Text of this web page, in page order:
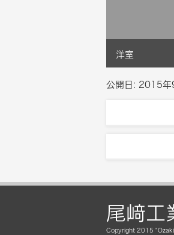
洋室
公開日: 2015年
Copyright 2015 "Ozaki